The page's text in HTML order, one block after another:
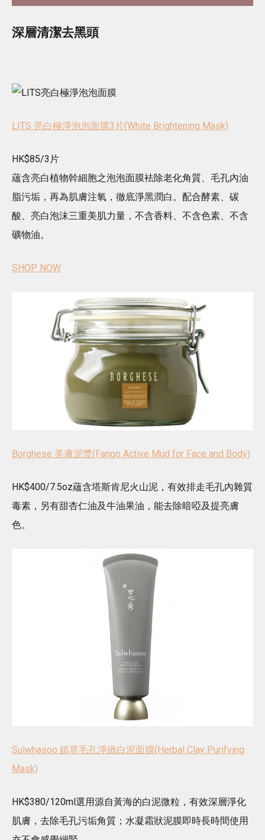
深層清潔去黑頭
LITS 亮白極淨泡泡面膜3片(White Brightening Mask)
HK$85/3片
蘊含亮白植物幹細胞之泡泡面膜袪除老化角質、毛孔內油
脂污垢，再為肌膚注氧，徹底淨黑潤白。配合酵素、碳
酸、亮白泡沫三重美肌力量，不含香料、不含色素、不含
礦物油。
SHOP NOW
Borghese 美膚泥漿(Fango Active Mud for Face and Body)
HK$400/7.5oz蘊含塔斯肯尼火山泥，有效排走毛孔內雜質
毒素，另有甜杏仁油及牛油果油，能去除暗啞及提亮膚
色。
Sulwhasoo 鎮草毛孔淨緻白泥面膜(Herbal Clay Purifying
Mask)
HK$380/120ml選用源自黃海的白泥微粒，有效深層淨化
肌膚，去除毛孔污垢角質；水凝霜狀泥膜即時長時間使用